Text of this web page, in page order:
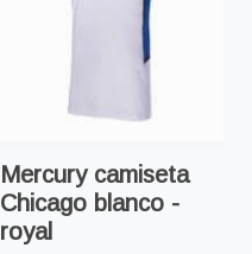
Mercury camiseta
Chicago blanco -
royal